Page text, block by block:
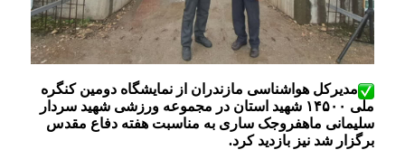
مدیرکل هواشناسی مازندران از نمایشگاه دومین کنگره
ملی ۱۴۵۰۰ شهید استان در مجموعه ورزشی شهید سردار
سلیمانی ماهفروجک ساری به مناسبت هفته دفاع مقدس
برگزار شد نیز بازدید کرد.